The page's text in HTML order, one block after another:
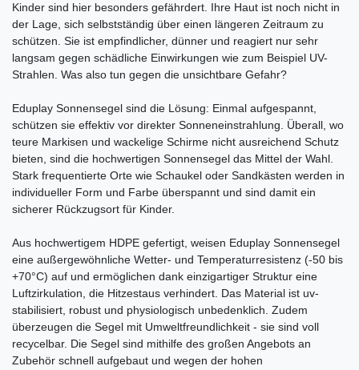
Kinder sind hier besonders gefährdert. Ihre Haut ist noch nicht in
der Lage, sich selbstständig über einen längeren Zeitraum zu
schützen. Sie ist empfindlicher, dünner und reagiert nur sehr
langsam gegen schädliche Einwirkungen wie zum Beispiel UV-
Strahlen. Was also tun gegen die unsichtbare Gefahr?
Eduplay Sonnensegel sind die Lösung: Einmal aufgespannt,
schützen sie effektiv vor direkter Sonneneinstrahlung. Überall, wo
teure Markisen und wackelige Schirme nicht ausreichend Schutz
bieten, sind die hochwertigen Sonnensegel das Mittel der Wahl.
Stark frequentierte Orte wie Schaukel oder Sandkästen werden in
individueller Form und Farbe überspannt und sind damit ein
sicherer Rückzugsort für Kinder.
Aus hochwertigem HDPE gefertigt, weisen Eduplay Sonnensegel
eine außergewöhnliche Wetter- und Temperaturresistenz (-50 bis
+70°C) auf und ermöglichen dank einzigartiger Struktur eine
Luftzirkulation, die Hitzestaus verhindert. Das Material ist uv-
stabilisiert, robust und physiologisch unbedenklich. Zudem
überzeugen die Segel mit Umweltfreundlichkeit - sie sind voll
recycelbar. Die Segel sind mithilfe des großen Angebots an
Zubehör schnell aufgebaut und wegen der hohen